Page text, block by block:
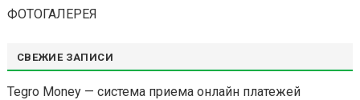
ФОТОГАЛЕРЕЯ
СВЕЖИЕ ЗАПИСИ
Tegro Money — система приема онлайн платежей